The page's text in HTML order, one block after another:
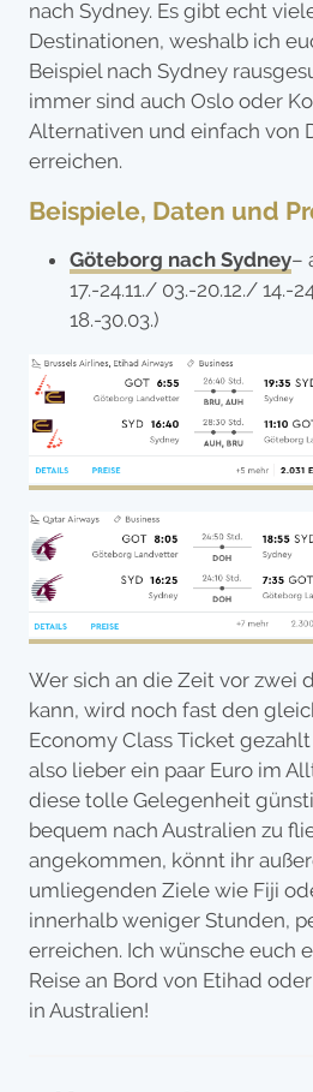
nach Sydney. Es gibt echt
Destinationen, weshalb ich
Beispiel nach Sydney
immer sind auch Oslo oder
Alternativen und einfach von
erreichen.
Beispiele, Daten und
Göteborg nach Sydney–
17.-24.11./ 03.-20.12./ 14.-
18.-30.03.)
Wer sich an die Zeit vor zwei
kann, wird noch fast den
Economy Class Ticket
also lieber ein paar Euro im
diese tolle Gelegenheit
bequem nach Australien zu
angekommen, könnt ihr
umliegenden Ziele wie Fiji
innerhalb weniger Stunden,
erreichen. Ich wünsche euch
Reise an Bord von Etihad
in Australien!